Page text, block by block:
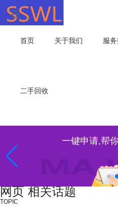
首页 关于我们 服
二手回收
一键申请,帮
网页 相关话题
TOPIC